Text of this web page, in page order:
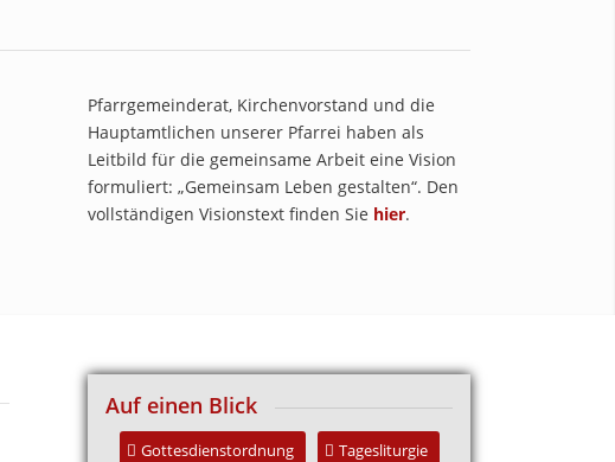
Pfarrgemeinderat, Kirchenvorstand und die
Hauptamtlichen unserer Pfarrei haben als
Leitbild für die gemeinsame Arbeit eine Vision
formuliert: „Gemeinsam Leben gestalten“. Den
vollständigen Visionstext finden Sie hier.
Auf einen Blick
Gottesdienstordnung Tagesliturgie